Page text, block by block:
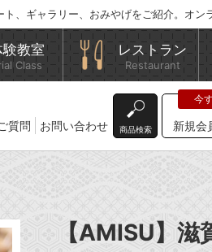
、ギャラリー、おみやげをご紹介。オン
験教室
Class
レストラン
Restaurant
質問 お問い合わせ 商品検索 新規会
【AMISU】